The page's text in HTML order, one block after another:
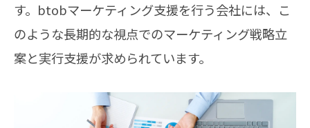
す。btobマーケティング支援を行う会社には、こ
のような長期的な視点でのマーケティング戦略立
案と実行支援が求められています。